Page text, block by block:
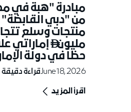
من "دبي
مليون إماراتي
حظاً في دولة
June 18, 2026قراءة دقيقة
اقرأ المزيد